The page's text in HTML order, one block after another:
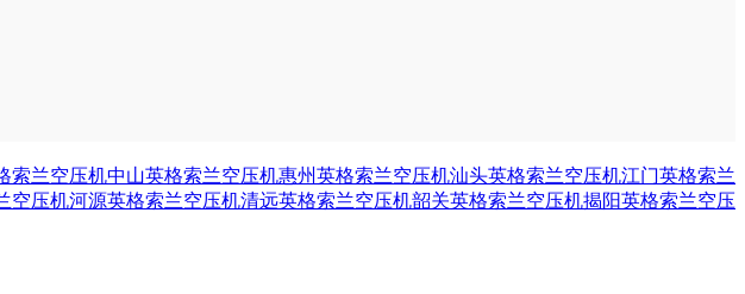
索兰空压机中山英格索兰空压机惠州英格索兰空压机汕头英格索兰空压机江门英格索兰
空压机河源英格索兰空压机清远英格索兰空压机韶关英格索兰空压机揭阳英格索兰空压